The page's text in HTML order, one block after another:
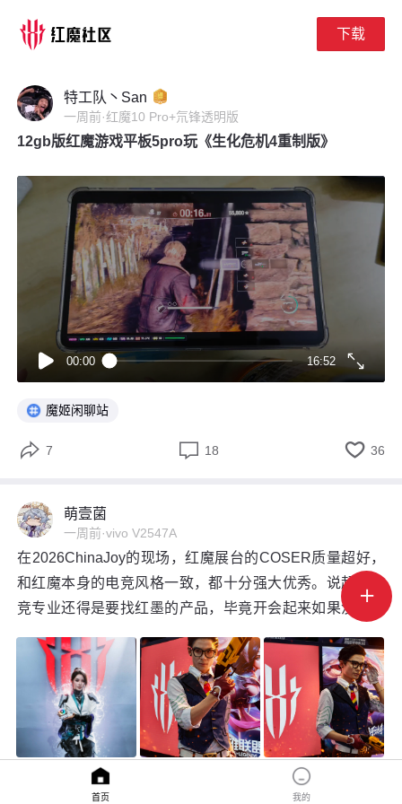
下载
特工队丶San
一周前·红魔10 Pro+氘锋透明版
12gb版红魔游戏平板5pro玩《生化危机4重制版》
00:00 16:52
魔姬闲聊站
 7  18  36
萌壹菌
一周前·vivo V2547A
在2026ChinaJoy的现场，红魔展台的COSER质量超好，
和红魔本身的电竞风格一致，都十分强大优秀。说起来电
竞专业还得是要找红墨的产品，毕竟开会起来如果没有风
高光时刻

首页 我的